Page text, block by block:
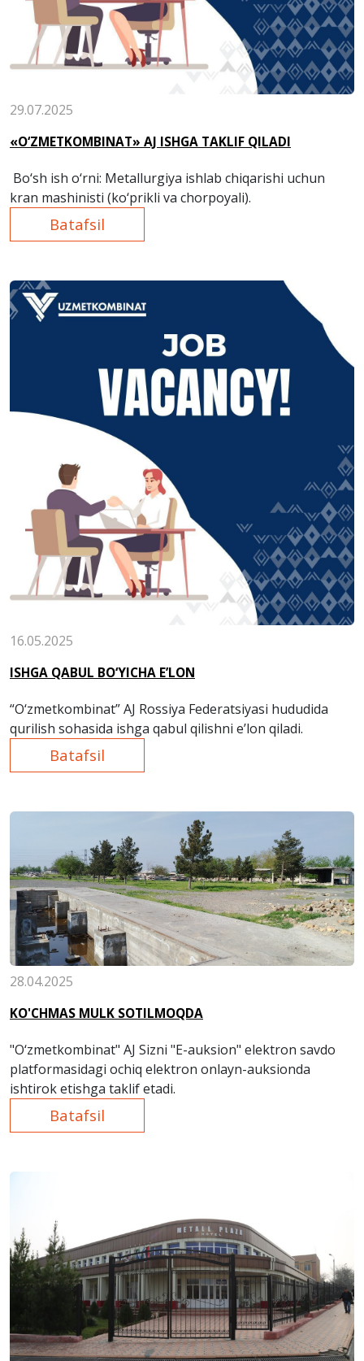
29.07.2025
«O‘ZMETKOMBINAT» AJ ISHGA TAKLIF QILADI
Bo‘sh ish o‘rni: Metallurgiya ishlab chiqarishi uchun
kran mashinisti (ko‘prikli va chorpoyali).
Batafsil
16.05.2025
ISHGA QABUL BO‘YICHA E’LON
“O‘zmetkombinat” AJ Rossiya Federatsiyasi hududida
qurilish sohasida ishga qabul qilishni e’lon qiladi.
Batafsil
28.04.2025
KO'CHMAS MULK SOTILMOQDA
"O‘zmetkombinat" AJ Sizni "E-auksion" elektron savdo
platformasidagi ochiq elektron onlayn-auksionda
ishtirok etishga taklif etadi.
Batafsil